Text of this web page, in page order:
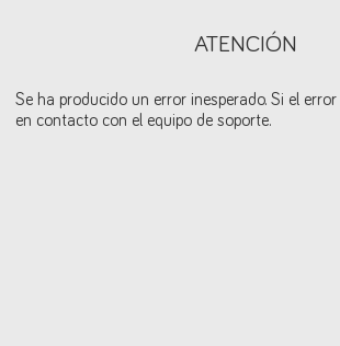
ATENCIÓN
Se ha producido un error inesperado. Si el error
en contacto con el equipo de soporte.